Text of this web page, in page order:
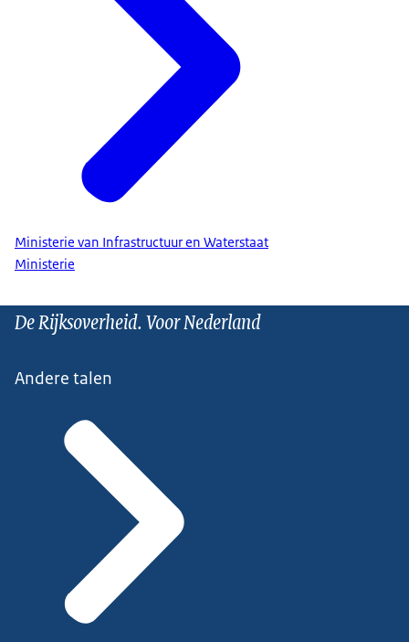
Ministerie van Infrastructuur en Waterstaat
Ministerie
De Rijksoverheid. Voor Nederland
Andere talen